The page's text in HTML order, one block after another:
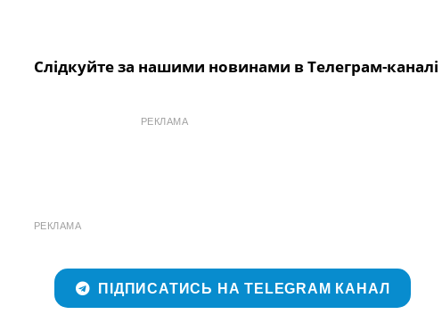
Слідкуйте за нашими новинами в Телеграм-каналі
РЕКЛАМА
РЕКЛАМА
ПІДПИСАТИСЬ НА TELEGRAM КАНАЛ